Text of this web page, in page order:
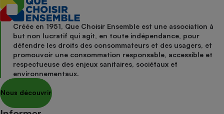
Créée en 1951, Que Choisir Ensemble est une association à
but non lucratif qui agit, en toute indépendance, pour
défendre les droits des consommateurs et des usagers, et
promouvoir une consommation responsable, accessible et
respectueuse des enjeux sanitaires, sociétaux et
environnementaux.
Nous découvrir